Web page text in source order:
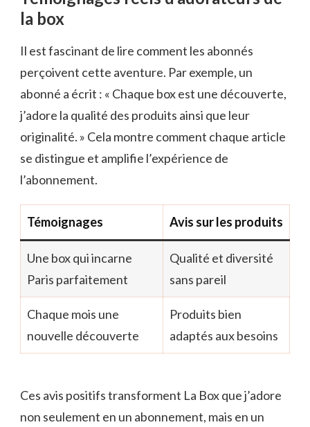
la box
Il est fascinant de lire comment les abonnés
perçoivent cette aventure. Par exemple, un
abonné a écrit : « Chaque box est une découverte,
j’adore la qualité des produits ainsi que leur
originalité. » Cela montre comment chaque article
se distingue et amplifie l’expérience de
l’abonnement.
Témoignages Avis sur les produits
Une box qui incarne
Paris parfaitement
Qualité et diversité
sans pareil
Chaque mois une
nouvelle découverte
Produits bien
adaptés aux besoins
Ces avis positifs transforment La Box que j’adore
non seulement en un abonnement, mais en un